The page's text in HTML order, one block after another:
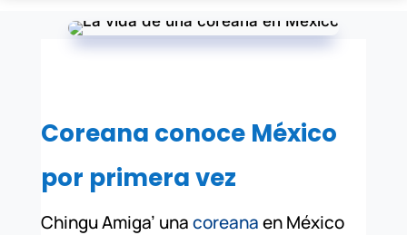
Coreana conoce México
por primera vez
Chingu Amiga’ unacoreanaen México